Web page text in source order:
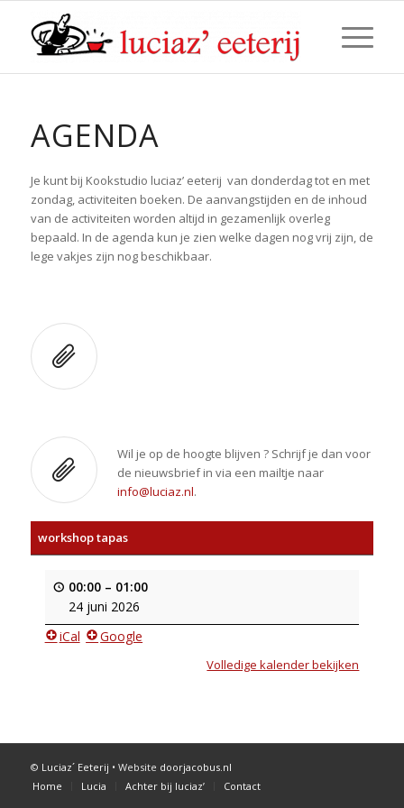
AGENDA
Je kunt bij Kookstudio luciaz’ eeterij van donderdag tot en met
zondag, activiteiten boeken. De aanvangstijden en de inhoud
van de activiteiten worden altijd in gezamenlijk overleg
bepaald. In de agenda kun je zien welke dagen nog vrij zijn, de
lege vakjes zijn nog beschikbaar.
Wil je op de hoogte blijven ? Schrijf je dan voor
de nieuwsbrief in via een mailtje naar
info@luciaz.nl.
workshop tapas
00:00 – 01:00
24 juni 2026
iCal
Google
Volledige kalender bekijken
© Luciaz´ Eeterij • Website doorjacobus.nl
Home
Lucia Achter bij luciaz’ Contact